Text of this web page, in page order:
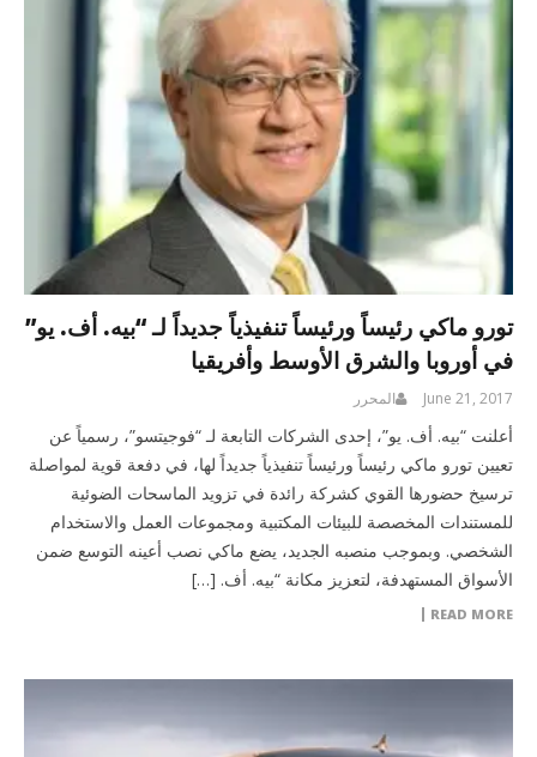
تورو ماكي رئيساً ورئيساً تنفيذياً جديداً لـ “بيه. أف. يو”
في أوروبا والشرق الأوسط وأفريقيا
June 21, 2017 المحرر
أعلنت “بيه. أف. يو”، إحدى الشركات التابعة لـ “فوجيتسو”، رسمياً عن
تعيين تورو ماكي رئيساً ورئيساً تنفيذياً جديداً لها، في دفعة قوية لمواصلة
ترسيخ حضورها القوي كشركة رائدة في تزويد الماسحات الضوئية
للمستندات المخصصة للبيئات المكتبية ومجموعات العمل والاستخدام
الشخصي. وبموجب منصبه الجديد، يضع ماكي نصب أعينه التوسع ضمن
الأسواق المستهدفة، لتعزيز مكانة “بيه. أف. […]
READ MORE